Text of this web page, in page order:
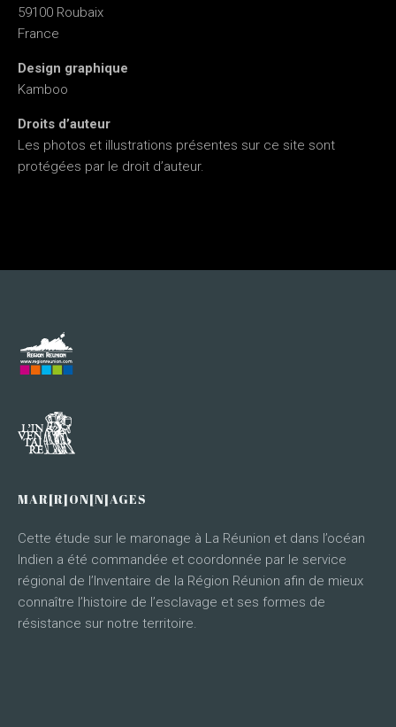
59100 Roubaix
France
Design graphique
Kamboo
Droits d’auteur
Les photos et illustrations présentes sur ce site sont
protégées par le droit d’auteur.
MAR[R]ON[N]AGES
Cette étude sur le maronage à La Réunion et dans l’océan
Indien a été commandée et coordonnée par le service
régional de l’Inventaire de la Région Réunion afin de mieux
connaître l’histoire de l’esclavage et ses formes de
résistance sur notre territoire.